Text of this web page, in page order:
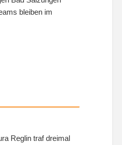
bleiben im
Reglin traf dreimal